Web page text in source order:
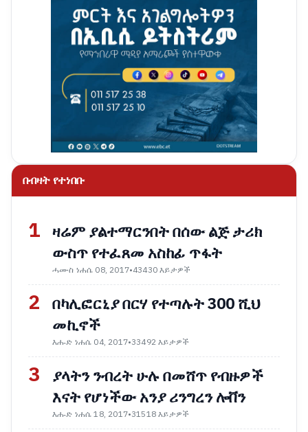
በብዛት የተነበቡ
1 ዛሬም ያልተማርንበት በሰው ልጅ ታሪክ
ውስጥ የተፈጸመ አስከፊ ጥፋት
ሓሙስ ነሐሴ 08, 2017•43430 እይታዎች
2 በካሊፎርኒያ በርሃ የተጣሉት 300 ሺህ
መኪኖች
እሑድ ነሐሴ 04, 2017•33492 እይታዎች
3
ያላትን ንብረት ሁሉ በመሸጥ የብዙዎች
እናት የሆነችው አንያ ሪንግረን ሎቨን
እሑድ ነሐሴ 18, 2017•31518 እይታዎች